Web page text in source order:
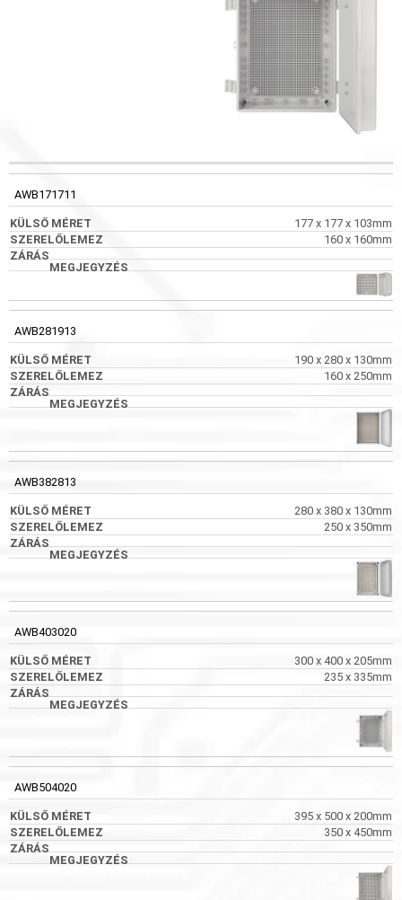
KÓD KÜLSŐ MÉRET SZERELŐLEMEZ ZÁRÁS
AWB171711
177 x 177 x 103mm
160 x 160mm
AWB281913
190 x 280 x 130mm
160 x 250mm
AWB382813
280 x 380 x 130mm
250 x 350mm
AWB403020
300 x 400 x 205mm
235 x 335mm
AWB504020
395 x 500 x 200mm
350 x 450mm